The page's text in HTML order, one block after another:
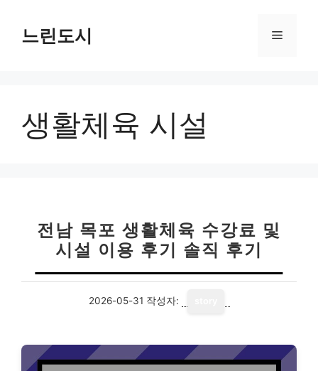
느린도시 메
생활체육 시설
전남 목포 생활체육 수강료 및
시설 이용 후기 솔직 후기
2026-05-31 작성자: